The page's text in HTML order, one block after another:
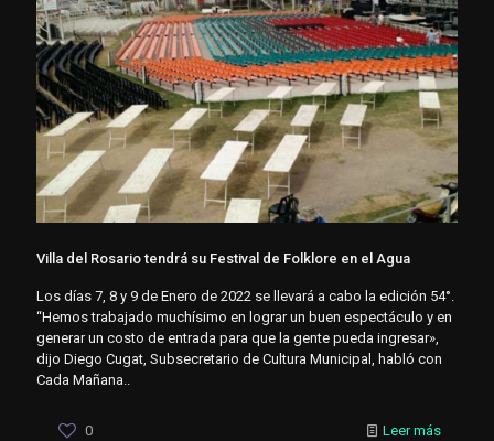
Villa del Rosario tendrá su Festival de Folklore en el Agua
Los días 7, 8 y 9 de Enero de 2022 se llevará a cabo la edición 54°.
“Hemos trabajado muchísimo en lograr un buen espectáculo y en
generar un costo de entrada para que la gente pueda ingresar»,
dijo Diego Cugat, Subsecretario de Cultura Municipal, habló con
Cada Mañana..
0 Leer más